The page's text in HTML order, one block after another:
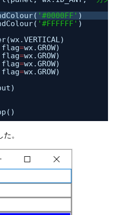
'#0000FF' )
'#FFFFFF' )
flag=wx.GROW)
flag=wx.GROW)
flag=wx.GROW)
flag=wx.GROW)
。